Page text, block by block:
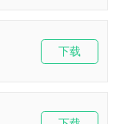
下载